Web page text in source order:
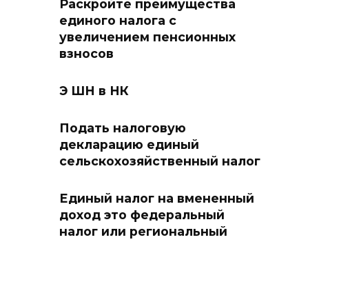
Раскройте преимущества
единого налога с
увеличением пенсионных
взносов
Э ШН в НК
Подать налоговую
декларацию единый
сельскохозяйственный налог
Единый налог на вмененный
доход это федеральный
налог или региональный